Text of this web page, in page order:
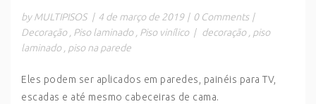
by MULTIPISOS | 4 de março de 2019 | 0 Comments |
Decoração , Piso laminado , Piso vinílico | decoração , piso
laminado , piso na parede
Eles podem ser aplicados em paredes, painéis para TV,
escadas e até mesmo cabeceiras de cama.